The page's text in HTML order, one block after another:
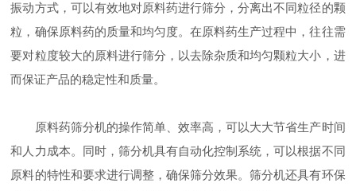
振动方式，可以有效地对原料药进行筛分，分离出不同粒径的颗
粒，确保原料药的质量和均匀度。在原料药生产过程中，往往需
要对粒度较大的原料进行筛分，以去除杂质和均匀颗粒大小，进
而保证产品的稳定性和质量。
原料药筛分机的操作简单、效率高，可以大大节省生产时间
和人力成本。同时，筛分机具有自动化控制系统，可以根据不同
原料的特性和要求进行调整，确保筛分效果。筛分机还具有环保